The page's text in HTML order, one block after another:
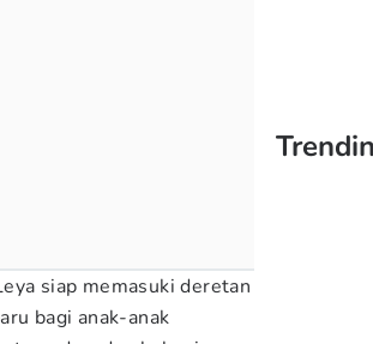
siap memasuki deretan
bagi anak-anak